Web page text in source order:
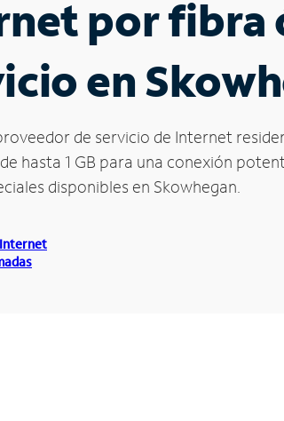
por fibra
en
de servicio de Internet
hasta 1 GB para una conexión
disponibles en Skowhegan.